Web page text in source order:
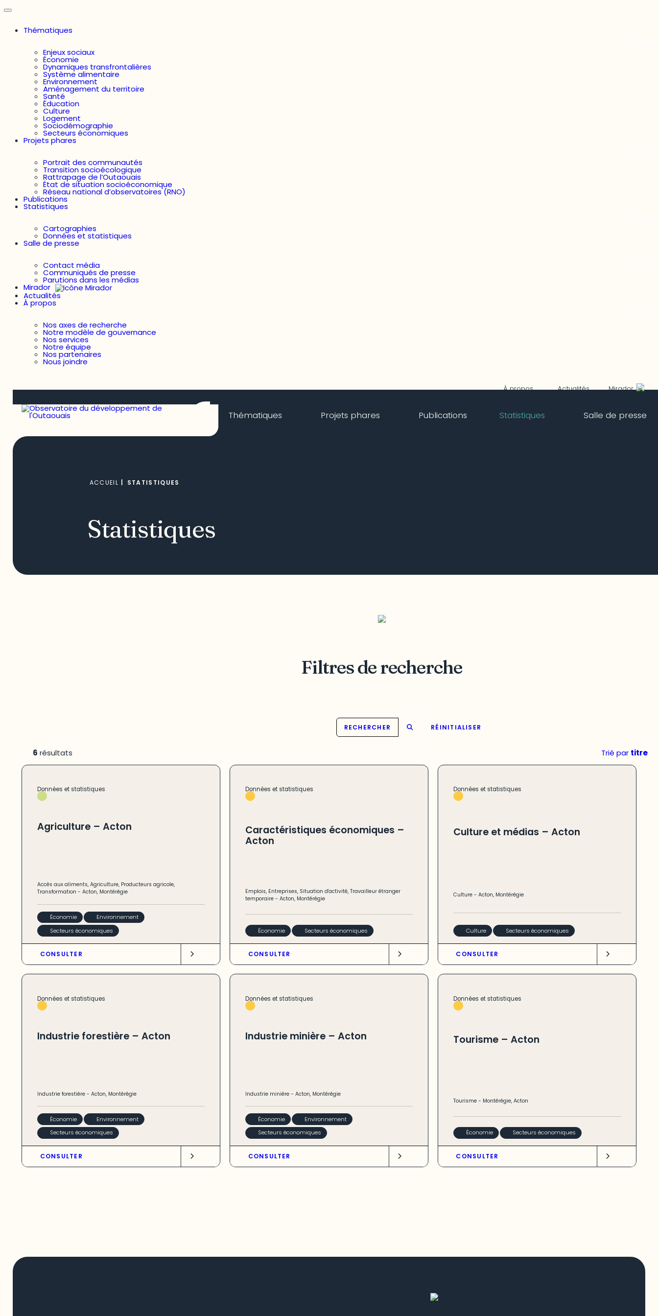
Thématiques
Enjeux sociaux
Économie
Dynamiques transfrontalières
Système alimentaire
Environnement
Aménagement du territoire
Santé
Éducation
Culture
Logement
Sociodémographie
Secteurs économiques
Projets phares
Portrait des communautés
Transition socioécologique
Rattrapage de l’Outaouais
État de situation socioéconomique
Réseau national d’observatoires (RNO)
Publications
Statistiques
Cartographies
Données et statistiques
Salle de presse
Contact média
Communiqués de presse
Parutions dans les médias
Mirador
Actualités
À propos
Nos axes de recherche
Notre modèle de gouvernance
Nos services
Notre équipe
Nos partenaires
Nous joindre
À propos Actualités Mirador
Thématiques Projets phares Publications Statistiques Salle de presse
ACCUEIL STATISTIQUES
Statistiques
Filtres de recherche
RECHERCHER RÉINITIALISER
6 résultats Trié par titre
Données et statistiques
Agriculture – Acton
Accès aux aliments, Agriculture, Producteurs agricole,
Transformation - Acton, Montérégie
Économie
Environnement
Secteurs économiques
CONSULTER
Données et statistiques
Caractéristiques économiques –
Acton
Emplois, Entreprises, Situation d'activité, Travailleur étranger
temporaire- Acton, Montérégie
Économie Secteurs économiques
CONSULTER
Données et statistiques
Culture et médias – Acton
Culture- Acton, Montérégie
Culture Secteurs économiques
CONSULTER
Données et statistiques
Industrie forestière – Acton
Industrie forestière- Acton, Montérégie
Économie
Environnement
Secteurs économiques
CONSULTER
Données et statistiques
Industrie minière – Acton
Industrie minière- Acton, Montérégie
Économie
Environnement
Secteurs économiques
CONSULTER
Données et statistiques
Tourisme – Acton
Tourisme- Montérégie, Acton
Économie Secteurs économiques
CONSULTER